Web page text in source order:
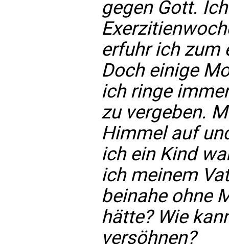
gegen Gott.
erfuhr ich zum
Doch einige
ich ringe
zu vergeben.
Himmel auf
ich ein Kind
ich meinem
beinahe ohne
hätte? Wie
versöhnen?